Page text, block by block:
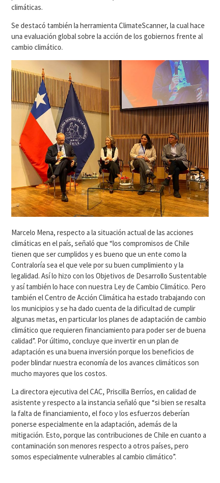
climáticas.
Se destacó también la herramienta ClimateScanner, la cual hace
una evaluación global sobre la acción de los gobiernos frente al
cambio climático.
Marcelo Mena, respecto a la situación actual de las acciones
climáticas en el país, señaló que “los compromisos de Chile
tienen que ser cumplidos y es bueno que un ente como la
Contraloría sea el que vele por su buen cumplimiento y la
legalidad. Así lo hizo con los Objetivos de Desarrollo Sustentable
y así también lo hace con nuestra Ley de Cambio Climático. Pero
también el Centro de Acción Climática ha estado trabajando con
los municipios y se ha dado cuenta de la dificultad de cumplir
algunas metas, en particular los planes de adaptación de cambio
climático que requieren financiamiento para poder ser de buena
calidad”. Por último, concluye que invertir en un plan de
adaptación es una buena inversión porque los beneficios de
poder blindar nuestra economía de los avances climáticos son
mucho mayores que los costos.
La directora ejecutiva del CAC, Priscilla Berríos, en calidad de
asistente y respecto a la instancia señaló que “si bien se resalta
la falta de financiamiento, el foco y los esfuerzos deberían
ponerse especialmente en la adaptación, además de la
mitigación. Esto, porque las contribuciones de Chile en cuanto a
contaminación son menores respecto a otros países, pero
somos especialmente vulnerables al cambio climático”.